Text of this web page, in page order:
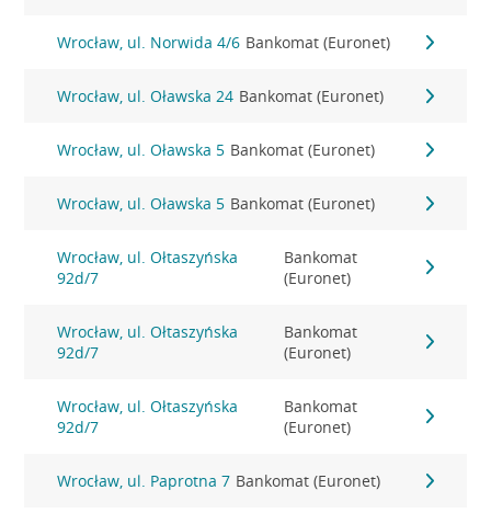
Wrocław, ul. Norwida 4/6 Bankomat (Euronet)
Wrocław, ul. Oławska 24 Bankomat (Euronet)
Wrocław, ul. Oławska 5 Bankomat (Euronet)
Wrocław, ul. Oławska 5 Bankomat (Euronet)
Wrocław, ul. Ołtaszyńska
92d/7
Bankomat
(Euronet)
Wrocław, ul. Ołtaszyńska
92d/7
Bankomat
(Euronet)
Wrocław, ul. Ołtaszyńska
92d/7
Bankomat
(Euronet)
Wrocław, ul. Paprotna 7 Bankomat (Euronet)